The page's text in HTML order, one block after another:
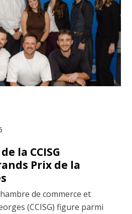
la CCISG
Prix de la
de commerce et
(CCISG) figure parmi